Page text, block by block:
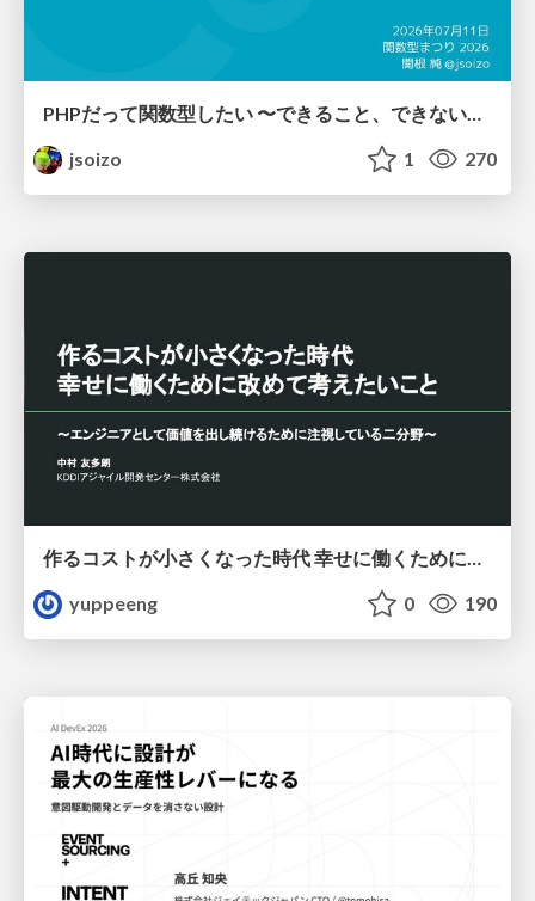
jsoizo
1 270
作るコストが小さくなった時代 幸せに働くために改めて考えたいこと 〜エンジニアとして価値を出し続けるために注視している二分野〜
yuppeeng
0 190